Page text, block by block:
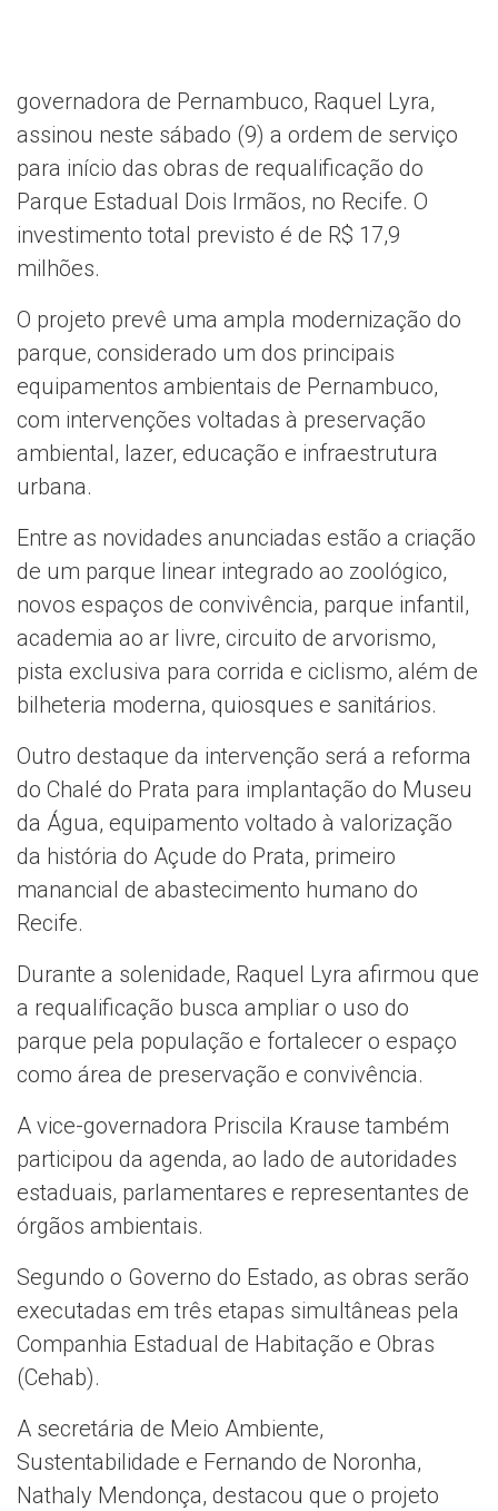
governadora de Pernambuco, Raquel Lyra,
assinou neste sábado (9) a ordem de serviço
para início das obras de requalificação do
Parque Estadual Dois Irmãos, no Recife. O
investimento total previsto é de R$ 17,9
milhões.
O projeto prevê uma ampla modernização do
parque, considerado um dos principais
equipamentos ambientais de Pernambuco,
com intervenções voltadas à preservação
ambiental, lazer, educação e infraestrutura
urbana.
Entre as novidades anunciadas estão a criação
de um parque linear integrado ao zoológico,
novos espaços de convivência, parque infantil,
academia ao ar livre, circuito de arvorismo,
pista exclusiva para corrida e ciclismo, além de
bilheteria moderna, quiosques e sanitários.
Outro destaque da intervenção será a reforma
do Chalé do Prata para implantação do Museu
da Água, equipamento voltado à valorização
da história do Açude do Prata, primeiro
manancial de abastecimento humano do
Recife.
Durante a solenidade, Raquel Lyra afirmou que
a requalificação busca ampliar o uso do
parque pela população e fortalecer o espaço
como área de preservação e convivência.
A vice-governadora Priscila Krause também
participou da agenda, ao lado de autoridades
estaduais, parlamentares e representantes de
órgãos ambientais.
Segundo o Governo do Estado, as obras serão
executadas em três etapas simultâneas pela
Companhia Estadual de Habitação e Obras
(Cehab).
A secretária de Meio Ambiente,
Sustentabilidade e Fernando de Noronha,
Nathaly Mendonça, destacou que o projeto